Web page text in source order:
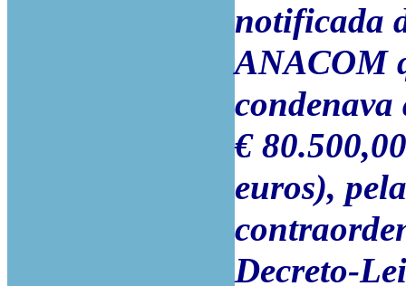
notificada
ANACOM
€
euros),
Decreto-